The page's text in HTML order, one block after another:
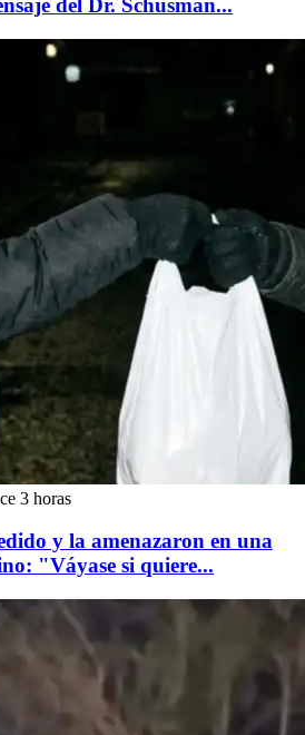
del Dr. Schusman...
3 horas
y la amenazaron en una
"Váyase si quiere...